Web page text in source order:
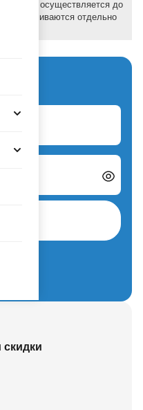
осуществляется до
ТК оплачиваются отдельно